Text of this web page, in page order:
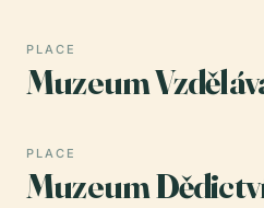
PLACE
Muzeum
PLACE
Muzeum